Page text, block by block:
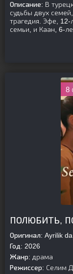
Описание: В
судьбы двух
трагедия. Эфе, 12-
семьи, и Каан, 6-
8
ПОЛЮБИТЬ,
Оригинал: Ayrilik
Год: 2026
Жанр: драма
Режиссер: Селим